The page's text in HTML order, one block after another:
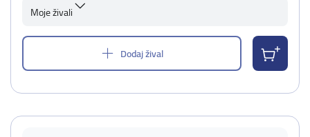
Moje živali
Dodaj žival